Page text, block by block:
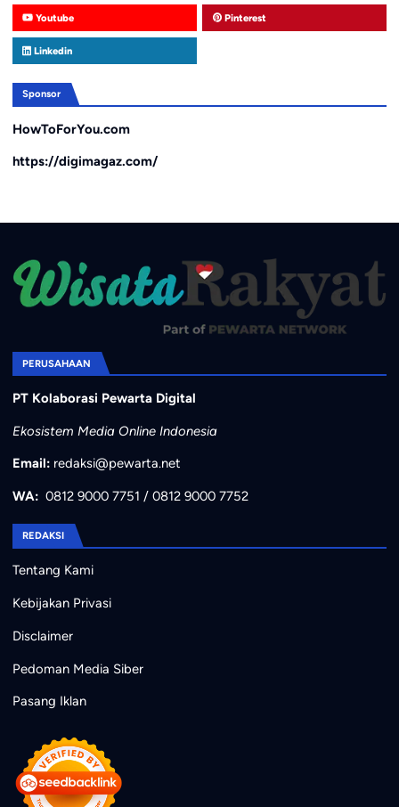
Youtube Pinterest
Linkedin
Sponsor
HowToForYou.com
https://digimagaz.com/
PERUSAHAAN
PT Kolaborasi Pewarta Digital
Ekosistem Media Online Indonesia
Email: redaksi@pewarta.net
WA: 0812 9000 7751 / 0812 9000 7752
REDAKSI
Tentang Kami
Kebijakan Privasi
Disclaimer
Pedoman Media Siber
Pasang Iklan